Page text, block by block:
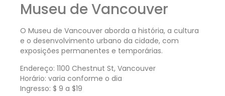
Museu de Vancouver
O Museu de Vancouver aborda a história, a cultura
e o desenvolvimento urbano da cidade, com
exposições permanentes e temporárias.
Endereço: 1100 Chestnut St, Vancouver
Horário: varia conforme o dia
Ingresso: $ 9 a $19